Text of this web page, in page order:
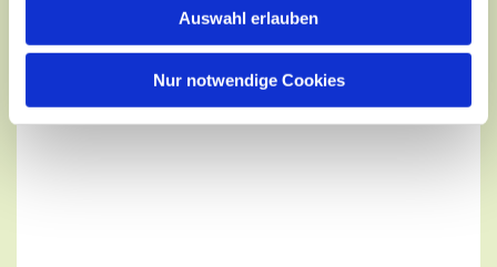
Auswahl erlauben
Nur notwendige Cookies